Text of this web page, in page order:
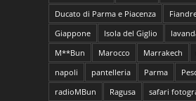
Ducato di Parma e Piacenza
Giappone
Isola del Giglio
M**Bun
Marocco Marrakech
napoli
pantelleria Parma
radioMBun
Ragusa safari